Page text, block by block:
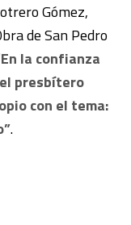
Gómez,
de San Pedro
En la confianza
presbítero
con el tema:
.